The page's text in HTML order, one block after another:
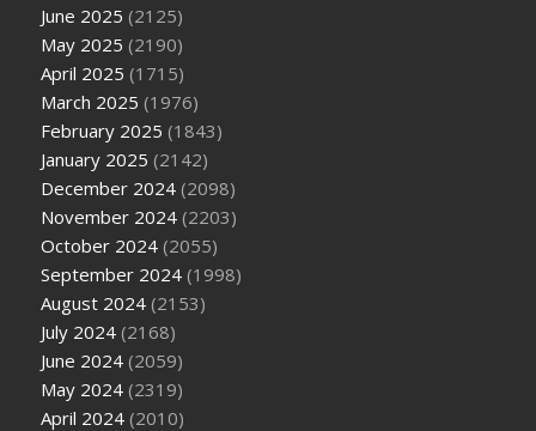
June 2025 (2125)
May 2025 (2190)
April 2025 (1715)
March 2025 (1976)
February 2025 (1843)
January 2025 (2142)
December 2024 (2098)
November 2024 (2203)
October 2024 (2055)
September 2024 (1998)
August 2024 (2153)
July 2024 (2168)
June 2024 (2059)
May 2024 (2319)
April 2024 (2010)